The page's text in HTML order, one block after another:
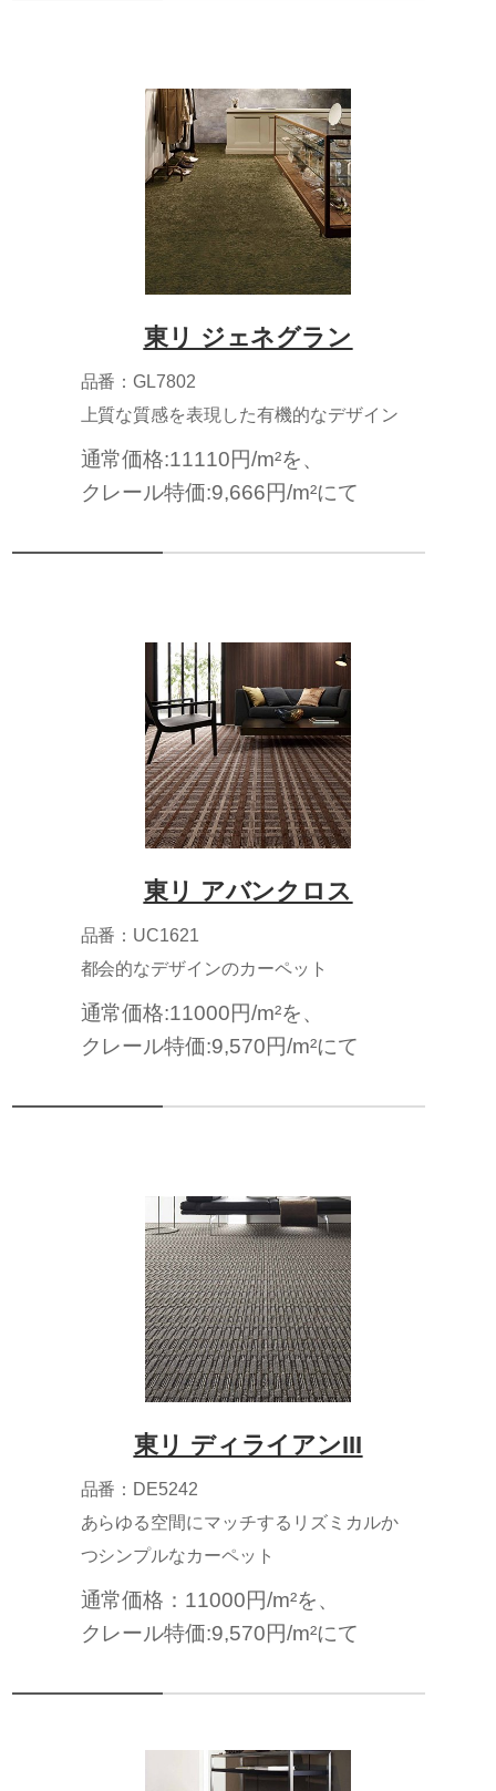
東リ ジェネグラン
品番：GL7802
上質な質感を表現した有機的なデザイン
通常価格:11110円/m²を、
クレール特価:9,666円/m²にて
東リ アバンクロス
品番：UC1621
都会的なデザインのカーペット
通常価格:11000円/m²を、
クレール特価:9,570円/m²にて
東リ ディライアンIII
品番：DE5242
あらゆる空間にマッチするリズミカルか
つシンプルなカーペット
通常価格：11000円/m²を、
クレール特価:9,570円/m²にて